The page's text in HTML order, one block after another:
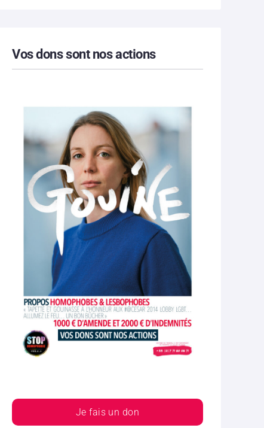
Vos dons sont nos actions
Je fais un don